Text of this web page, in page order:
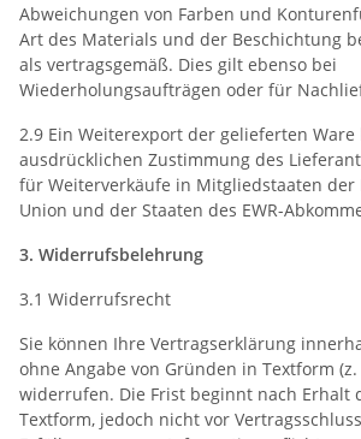
Abweichungen von Farben und
Art des Materials und der Beschichtung
als vertragsgemäß. Dies gilt ebenso bei
Wiederholungsaufträgen oder für
2.9 Ein Weiterexport der gelieferten
ausdrücklichen Zustimmung des
für Weiterverkäufe in Mitgliedstaaten der
Union und der Staaten des EWR-
3. Widerrufsbelehrung
3.1 Widerrufsrecht
Sie können Ihre Vertragserklärung
ohne Angabe von Gründen in Textform (z.
widerrufen. Die Frist beginnt nach Erhalt
Textform, jedoch nicht vor